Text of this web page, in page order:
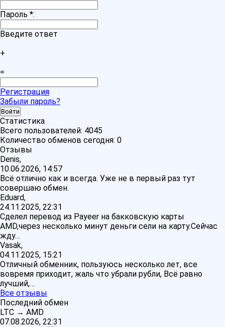
Пароль *:
Введите ответ
+
=
Регистрация
Забыли пароль?
Статистика
Всего пользователей: 4045
Количество обменов сегодня: 0
Отзывы
Denis,
10.06.2026, 14:57
Всё отлично как и всегда. Уже не в первый раз тут
совершаю обмен.
Eduard,
24.11.2025, 22:31
Сделел перевод из Payeer на бакковскую карты
AMD,через несколько минут деньги сели на карту.Сейчас
жду…
Vasak,
04.11.2025, 15:21
Отличный обменник, пользуюсь несколько лет, все
вовремя приходит, жаль что убрали рубли, Всё равно
лучший,…
Все отзывы
Последний обмен
LTC → AMD
07.08.2026, 22:31